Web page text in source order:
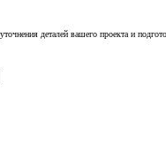
деталей вашего проекта и